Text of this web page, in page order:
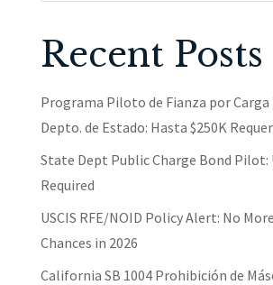
Recent Posts
Programa Piloto de Fianza por Carga
Depto. de Estado: Hasta $250K
State Dept Public Charge Bond Pilot:
Required
USCIS RFE/NOID Policy Alert: No
Chances in 2026
California SB 1004 Prohibición de